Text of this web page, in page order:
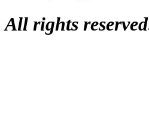
All rights